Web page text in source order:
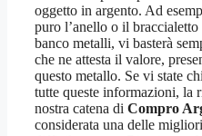
oggetto in argento. Ad
puro l’anello o il
banco metalli, vi basterà
che ne attesta il valore,
questo metallo. Se vi state
tutte queste informazioni, la
nostra catena di Compro
considerata una delle